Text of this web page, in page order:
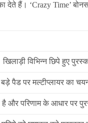
देते हैं। ‘Crazy Time’
खिलाड़ी विभिन्न छिपे हुए
पैड पर मल्टीप्लायर का
और परिणाम के आधार पर